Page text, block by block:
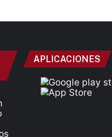
APLICACIONES